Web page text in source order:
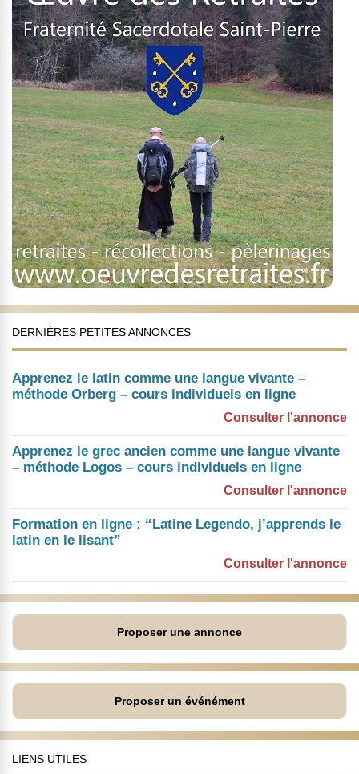
DERNIÈRES PETITES ANNONCES
Apprenez le latin comme une langue vivante –
méthode Orberg – cours individuels en ligne
Consulter l'annonce
Apprenez le grec ancien comme une langue vivante
– méthode Logos – cours individuels en ligne
Consulter l'annonce
Formation en ligne : “Latine Legendo, j’apprends le
latin en le lisant”
Consulter l'annonce
Proposer une annonce
Proposer un événément
LIENS UTILES